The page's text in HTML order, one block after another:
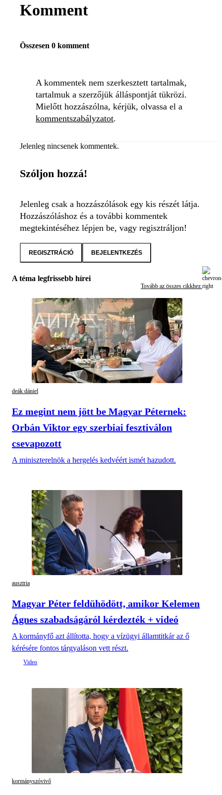
Komment
Összesen 0 komment
A kommentek nem szerkesztett tartalmak,
tartalmuk a szerzőjük álláspontját tükrözi.
Mielőtt hozzászólna, kérjük, olvassa el a
kommentszabályzatot.
Jelenleg nincsenek kommentek.
Szóljon hozzá!
Jelenleg csak a hozzászólások egy kis részét látja.
Hozzászóláshoz és a további kommentek
megtekintéséhez lépjen be, vagy regisztráljon!
REGISZTRÁCIÓ BEJELENTKEZÉS
A téma legfrissebb hírei
Tovább az összes cikkhez
deák dániel
Ez megint nem jött be Magyar Péternek:
Orbán Viktor egy szerbiai fesztiválon
csevapozott
A miniszterelnök a hergelés kedvéért ismét hazudott.
ausztria
Magyar Péter feldühödött, amikor Kelemen
Ágnes szabadságáról kérdezték + videó
A kormányfő azt állította, hogy a vízügyi államtitkár az ő
kérésére fontos tárgyaláson vett részt.
kormányszóvivő